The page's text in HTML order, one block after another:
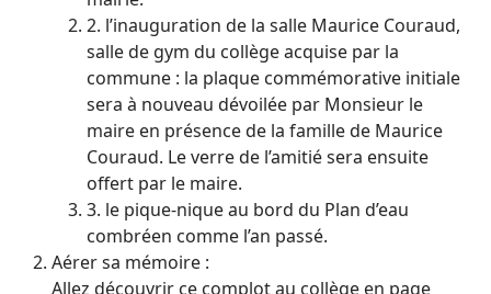
2. l’inauguration de la salle Maurice Couraud,
salle de gym du collège acquise par la
commune : la plaque commémorative initiale
sera à nouveau dévoilée par Monsieur le
maire en présence de la famille de Maurice
Couraud. Le verre de l’amitié sera ensuite
offert par le maire.
3. le pique-nique au bord du Plan d’eau
combréen comme l’an passé.
Aérer sa mémoire :
Allez découvrir ce complot au collège en page